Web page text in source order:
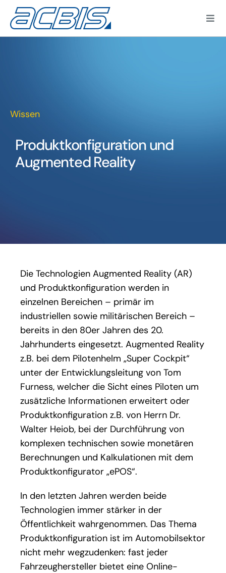
Zum
Inhalt
springen
Wissen
Produktkonfiguration und
Augmented Reality
Die Technologien Augmented Reality (AR)
und Produktkonfiguration werden in
einzelnen Bereichen – primär im
industriellen sowie militärischen Bereich –
bereits in den 80er Jahren des 20.
Jahrhunderts eingesetzt. Augmented Reality
z.B. bei dem Pilotenhelm „Super Cockpit“
unter der Entwicklungsleitung von Tom
Furness, welcher die Sicht eines Piloten um
zusätzliche Informationen erweitert oder
Produktkonfiguration z.B. von Herrn Dr.
Walter Heiob, bei der Durchführung von
komplexen technischen sowie monetären
Berechnungen und Kalkulationen mit dem
Produktkonfigurator „ePOS“.
In den letzten Jahren werden beide
Technologien immer stärker in der
Öffentlichkeit wahrgenommen. Das Thema
Produktkonfiguration ist im Automobilsektor
nicht mehr wegzudenken: fast jeder
Fahrzeughersteller bietet eine Online-